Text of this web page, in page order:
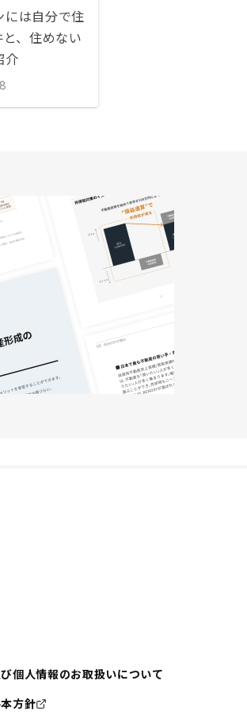
には自分で住
、住めない
介
個人情報のお取扱いについて
方針